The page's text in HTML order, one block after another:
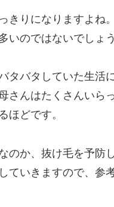
きりになりますよね
いのではないでしょう
タバタしていた生活
さんはたくさんいら
ほどです。
のか、抜け毛を予防
ていきますので、参